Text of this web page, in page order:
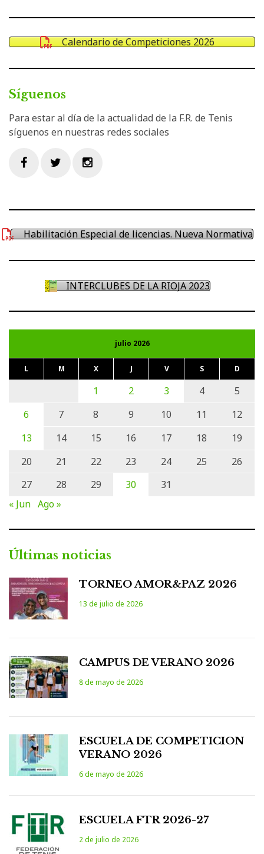
Calendario de Competiciones 2026
Síguenos
Para estar al día de la actualidad de la F.R. de Tenis
síguenos en nuestras redes sociales
Habilitación Especial de licencias. Nueva Normativa
INTERCLUBES DE LA RIOJA 2023
julio 2026
L M X J V S D
1 2 3 4
5
6
7 8 9 10 11
12
13
14 15 16 17 18
19
20
21 22 23 24 25
26
27
28 29 30
31
« Jun Ago »
Últimas noticias
TORNEO AMOR&PAZ 2026
13 de julio de 2026
CAMPUS DE VERANO 2026
8 de mayo de 2026
ESCUELA DE COMPETICION
VERANO 2026
6 de mayo de 2026
ESCUELA FTR 2026-27
2 de julio de 2026